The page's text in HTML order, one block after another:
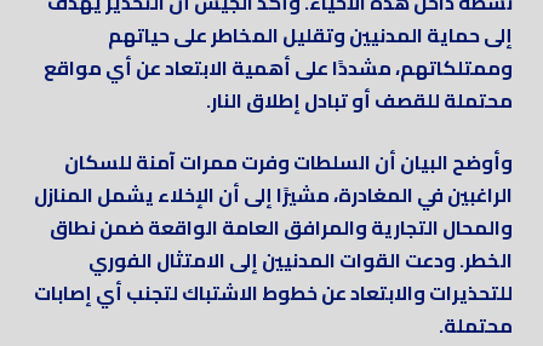
إلى حماية المدنيين وتقليل المخاطر على حياتهم
وممتلكاتهم، مشددًا على أهمية الابتعاد عن أي مواقع
محتملة للقصف أو تبادل إطلاق النار.
وأوضح البيان أن السلطات وفرت ممرات آمنة للسكان
الراغبين في المغادرة، مشيرًا إلى أن الإخلاء يشمل المنازل
والمحال التجارية والمرافق العامة الواقعة ضمن نطاق
الخطر. ودعت القوات المدنيين إلى الامتثال الفوري
للتحذيرات والابتعاد عن خطوط الاشتباك لتجنب أي إصابات
محتملة.